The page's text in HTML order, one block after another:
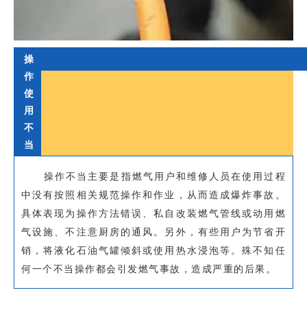
操
作
使
用
不
当
操作不当主要是指燃气用户和维修人员在使用过程
中没有按照相关规范操作和作业，从而造成爆炸事故。
具体表现为操作方法错误、私自改装燃气管线或动用燃
气设施、不注意厨房的通风。另外，有些用户为节省开
销，将液化石油气罐倾斜或使用热水浸泡等。殊不知任
何一个不当操作都会引发燃气事故，造成严重的后果。